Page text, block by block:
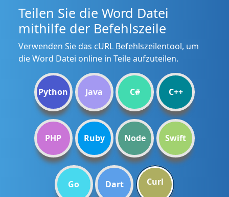
Teilen Sie die Word Datei
mithilfe der Befehlszeile
Verwenden Sie das cURL Befehlszeilentool, um
die Word Datei online in Teile aufzuteilen.
Python Java C# C++
PHP Ruby Node Swift
Go Dart Curl